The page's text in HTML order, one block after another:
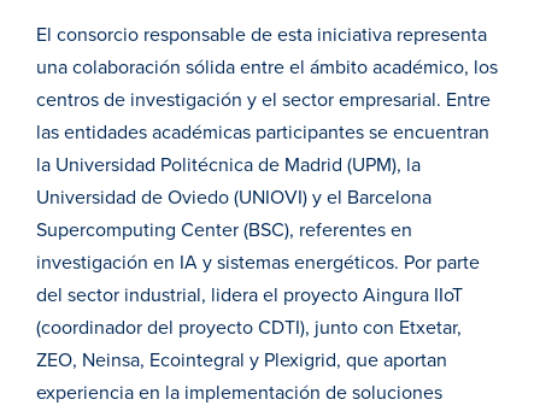
El consorcio responsable de esta iniciativa representa
una colaboración sólida entre el ámbito académico, los
centros de investigación y el sector empresarial. Entre
las entidades académicas participantes se encuentran
la Universidad Politécnica de Madrid (UPM), la
Universidad de Oviedo (UNIOVI) y el Barcelona
Supercomputing Center (BSC), referentes en
investigación en IA y sistemas energéticos. Por parte
del sector industrial, lidera el proyecto Aingura IIoT
(coordinador del proyecto CDTI), junto con Etxetar,
ZEO, Neinsa, Ecointegral y Plexigrid, que aportan
experiencia en la implementación de soluciones